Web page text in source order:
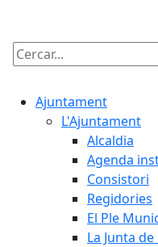
Cercar:
Ajuntament
L'Ajuntament
Alcaldia
Agenda
Consistori
Regidories
El Ple
La Junta